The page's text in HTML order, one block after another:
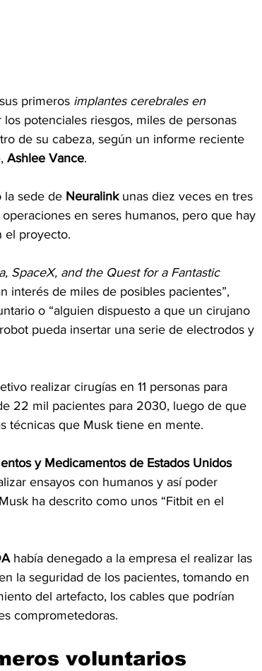
primeros implantes cerebrales en
potenciales riesgos, miles de personas
de su cabeza, según un informe reciente
Ashlee Vance.
la sede de Neuralink unas diez veces en tres
en seres humanos, pero que hay
el proyecto.
SpaceX, and the Quest for a Fantastic
interés de miles de posibles pacientes”,
o “alguien dispuesto a que un cirujano
pueda insertar una serie de electrodos y
realizar cirugías en 11 personas para
22 mil pacientes para 2030, luego de que
técnicas que Musk tiene en mente.
y Medicamentos de Estados Unidos
ensayos con humanos y así poder
ha descrito como unos “Fitbit en el
había denegado a la empresa el realizar las
la seguridad de los pacientes, tomando en
del artefacto, los cables que podrían
comprometedoras.
voluntarios